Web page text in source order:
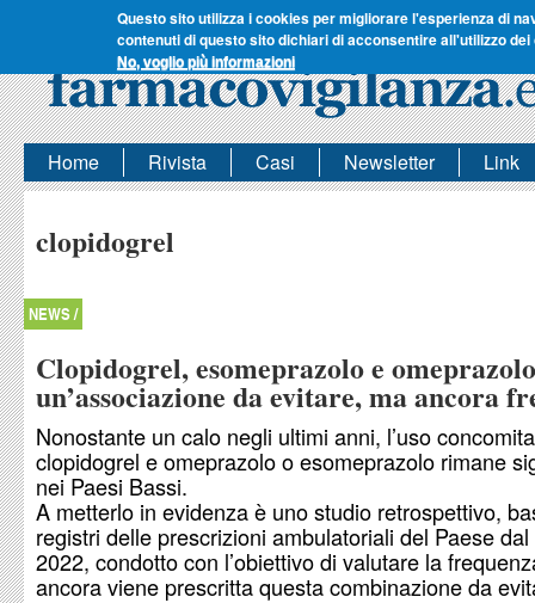
Questo sito utilizza i cookies per migliorare l'esperienza di
contenuti di questo sito dichiari di acconsentire all'utilizzo dei
No, voglio più informazioni
Home Rivista Casi Newsletter Link
clopidogrel
NEWS /
Clopidogrel, esomeprazolo e
un’associazione da evitare, ma ancora
Nonostante un calo negli ultimi anni, l’uso
clopidogrel e omeprazolo o esomeprazolo rimane
nei Paesi Bassi.
A metterlo in evidenza è uno studio retrospettivo,
registri delle prescrizioni ambulatoriali del Paese
2022, condotto con l’obiettivo di valutare la
ancora viene prescritta questa combinazione da